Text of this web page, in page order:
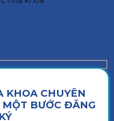
KHOA CHUYÊN
BƯỚC ĐĂNG
KÝ